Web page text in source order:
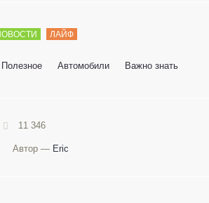
ЛАЙФ
Полезное Автомобили Важно знать
11 346
Автор — Eric